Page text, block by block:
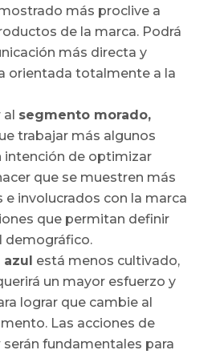
más proclive a
de la marca. Podrá
más directa y
orientada totalmente a la
segmento morado,
trabajar más algunos
intención de optimizar
que se muestren más
involucrados con la marca
que permitan definir
demográfico.
está menos cultivado,
un mayor esfuerzo y
lograr que cambie al
Las acciones de
serán fundamentales para